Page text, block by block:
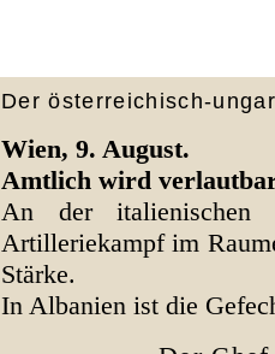
Der österreichisch-
Wien, 9. August.
Amtlich wird
An der italienischen
Artilleriekampf im
Stärke.
In Albanien ist die